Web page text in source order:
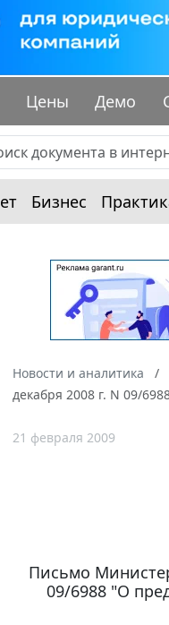
Цены Демо
Бизнес
Новости и аналитика
декабря 2008 г. N 09/
21 февраля 2009
Письмо
09/6988 "О